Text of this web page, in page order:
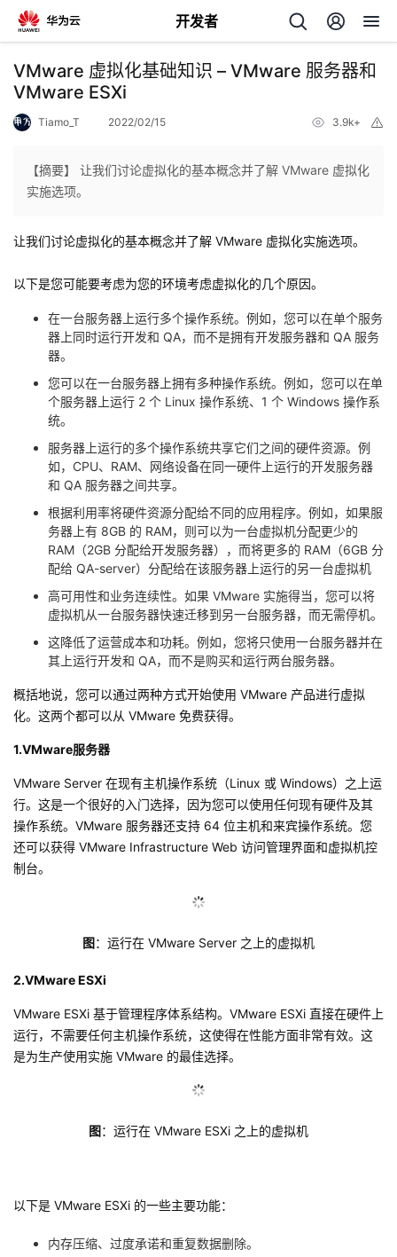
开发者
返
回
发
的
客
我
论
坛
的
圈
我
的
播
我
活
的
注
开
学
我
的
课
我
的
我
验
收
藏
的
Programs
我
持
的
技
支
我
的
声
议
VMware 虚拟化基础知识 – VMware 服务器和
VMware ESXi
Tiamo_T 2022/02/15 3.9k+
【摘要】 让我们讨论虚拟化的基本概念并了解 VMware 虚拟化
实施选项。
让我们讨论虚拟化的基本概念并了解 VMware 虚拟化实施选项。
以下是您可能要考虑为您的环境考虑虚拟化的几个原因。
在一台服务器上运行多个操作系统。例如，您可以在单个服务
器上同时运行开发和 QA，而不是拥有开发服务器和 QA 服务
器。
您可以在一台服务器上拥有多种操作系统。例如，您可以在单
个服务器上运行 2 个 Linux 操作系统、1 个 Windows 操作系
统。
服务器上运行的多个操作系统共享它们之间的硬件资源。例
如，CPU、RAM、网络设备在同一硬件上运行的开发服务器
和 QA 服务器之间共享。
根据利用率将硬件资源分配给不同的应用程序。例如，如果服
务器上有 8GB 的​​ RAM，则可以为一台虚拟机分配更少的
RAM（2GB 分配给开发服务器），而将更多的 RAM（6GB 分
配给 QA-server）分配给在该服务器上运行的另一台虚拟机
高可用性和业务连续性。如果 VMware 实施得当，您可以将
虚拟机从一台服务器快速迁移到另一台服务器，而无需停机。
这降低了运营成本和功耗。例如，您将只使用一台服务器并在
其上运行开发和 QA，而不是购买和运行两台服务器。
概括地说，您可以通过两种方式开始使用 VMware 产品进行虚拟
化。这两个都可以从 VMware 免费获得。
1.VMware服务器
VMware Server 在现有主机操作系统（Linux 或 Windows）之上运
行。这是一个很好的入门选择，因为您可以使用任何现有硬件及其
操作系统。VMware 服务器还支持 64 位主机和来宾操作系统。您
还可以获得 VMware Infrastructure Web 访问管理界面和虚拟机控
制台。
图：运行在 VMware Server 之上的虚拟机
2.VMware ESXi
VMware ESXi 基于管理程序体系结构。VMware ESXi 直接在硬件上
运行，不需要任何主机操作系统，这使得在性能方面非常有效。这
是为生产使用实施 VMware 的最佳选择。
图：运行在 VMware ESXi 之上的虚拟机
以下是 VMware ESXi 的一些主要功能：
内存压缩、过度承诺和重复数据删除。